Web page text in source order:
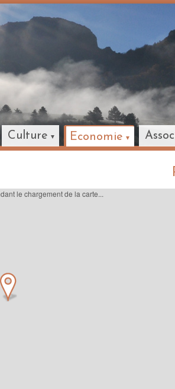
Culture Economie